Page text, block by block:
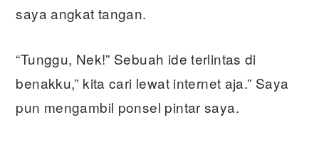
saya angkat tangan.
“Tunggu, Nek!” Sebuah ide terlintas di
benakku,” kita cari lewat internet aja.” Saya
pun mengambil ponsel pintar saya.